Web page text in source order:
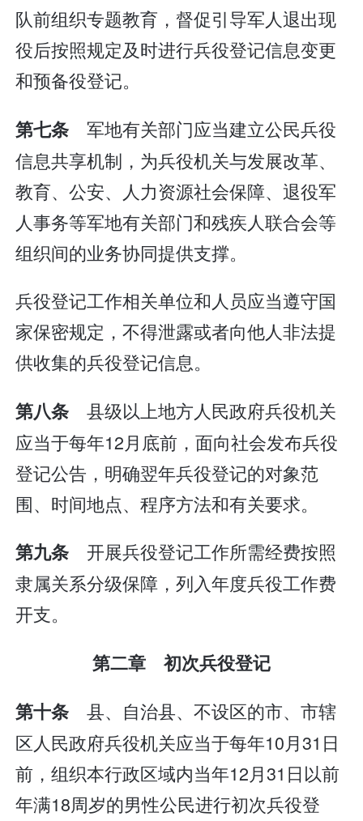
队前组织专题教育，督促引导军人退出现
役后按照规定及时进行兵役登记信息变更
和预备役登记。
第七条军地有关部门应当建立公民兵役
信息共享机制，为兵役机关与发展改革、
教育、公安、人力资源社会保障、退役军
人事务等军地有关部门和残疾人联合会等
组织间的业务协同提供支撑。
兵役登记工作相关单位和人员应当遵守国
家保密规定，不得泄露或者向他人非法提
供收集的兵役登记信息。
第八条县级以上地方人民政府兵役机关
应当于每年12月底前，面向社会发布兵役
登记公告，明确翌年兵役登记的对象范
围、时间地点、程序方法和有关要求。
第九条开展兵役登记工作所需经费按照
隶属关系分级保障，列入年度兵役工作费
开支。
第二章 初次兵役登记
第十条县、自治县、不设区的市、市辖
区人民政府兵役机关应当于每年10月31日
前，组织本行政区域内当年12月31日以前
年满18周岁的男性公民进行初次兵役登